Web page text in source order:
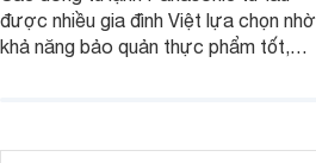
được nhiều gia đình Việt lựa chọn nhờ
khả năng bảo quản thực phẩm tốt,
phân khúc khiến không ít người dùng